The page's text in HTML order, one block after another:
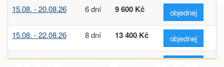
15.08. - 20.08.26 6 dní 9 600 Kč objednej
15.08. - 22.08.26 8 dní 13 400 Kč objednej
22.08. - 25.08.26 4 dny 5 800 Kč